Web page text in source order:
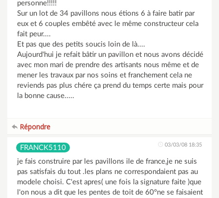
personne!!!!!
Sur un lot de 34 pavillons nous étions 6 à faire batir par
eux et 6 couples embêté avec le même constructeur cela
fait peur....
Et pas que des petits soucis loin de là....
Aujourd'hui je refait bâtir un pavillon et nous avons décidé
avec mon mari de prendre des artisants nous même et de
mener les travaux par nos soins et franchement cela ne
reviends pas plus chére ça prend du temps certe mais pour
la bonne cause.....
Répondre
FRANCK5110 03/03/08 18:35
je fais construire par les pavillons ile de france,je ne suis
pas satisfais du tout .les plans ne correspondaient pas au
modele choisi. C'est apres( une fois la signature faite )que
l'on nous a dit que les pentes de toit de 60°ne se faisaient